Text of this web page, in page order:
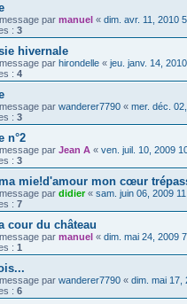
par manuel « dim. avr. 11, 2010
: 3
hivernale
par hirondelle « jeu. janv. 14,
: 4
par wanderer7790 « mer. déc.
: 3
n°2
par Jean A « ven. juil. 10, 2009
: 3
mie!d'amour mon cœur
par didier« sam. juin 06, 2009
: 7
cour du château
par manuel « dim. mai 24, 2009
: 1
par wanderer7790 « dim. mai 17,
: 6